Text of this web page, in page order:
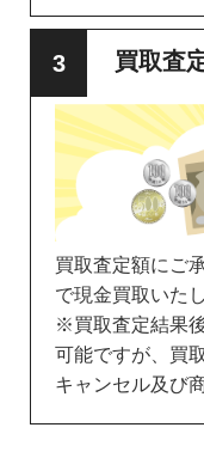
買取査
買取査定額にご
で現金買取いた
※買取査定結果
可能ですが、買
キャンセル及び